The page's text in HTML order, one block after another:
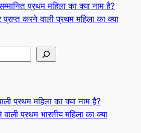
प्रथम महिला का क्या नाम है?
करने वाली प्रथम महिला का क्या
प्रथम महिला का क्या नाम है?
प्रथम भारतीय महिला का क्या